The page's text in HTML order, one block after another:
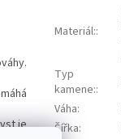
je
Materiál::
Typ
kamene::
Váha:
Šířka: